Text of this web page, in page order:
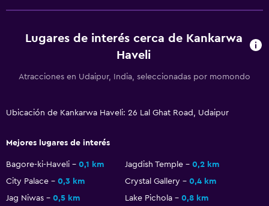
Plantas superiores accesibles por escaleras
Áreas designadas para fumadores
Entrada privada
Baño
Secador de pelo
Aseo
Lugares de interés cerca de Kankarwa
Haveli
Atracciones en Udaipur, India, seleccionadas por momondo
Ubicación de Kankarwa Haveli: 26 Lal Ghat Road, Udaipur
Mejores lugares de interés
Bagore-ki-Haveli 0,1 km Jagdish Temple
0,2 km
City Palace
0,3 km Crystal Gallery
0,4 km
Jag Niwas
0,5 km Lake Pichola
0,8 km